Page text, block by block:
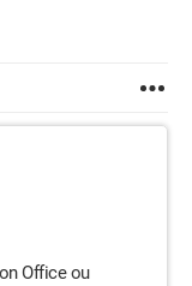
Office ou